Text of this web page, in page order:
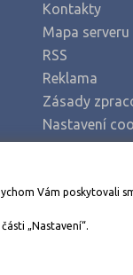
Kontakty
Mapa serveru
RSS
Reklama
Zásady
Nastavení
Vám poskytovali
„Nastavení“.